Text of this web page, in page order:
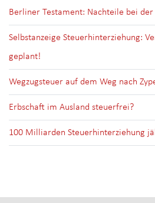
Berliner Testament: Nachteile bei der
Selbstanzeige Steuerhinterziehung:
geplant!
Wegzugsteuer auf dem Weg nach
Erbschaft im Ausland steuerfrei?
100 Milliarden Steuerhinterziehung